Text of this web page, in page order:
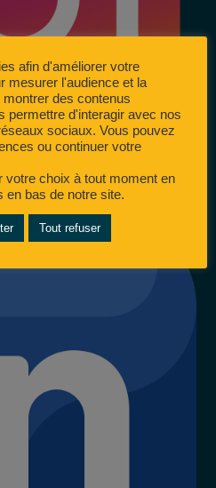
afin d'améliorer votre
mesurer l'audience et la
des contenus
permettre d'interagir avec nos
sociaux. Vous pouvez
ou continuer votre
votre choix à tout moment en
en bas de notre site.
Tout refuser